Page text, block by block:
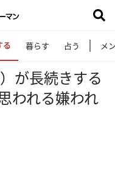
る 暮らす 占う メ
が長続きする
われる嫌われ